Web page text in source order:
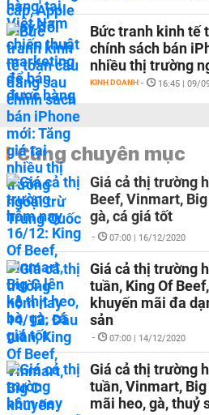
Bức tranh kinh tế
chính sách bán
nhiều thị trường
KINH DOANH - 16:45 | 09/
Cùng chuyên mục
Giá cả thị trường
Beef, Vinmart,
gà, cá giá tốt
- 07:00 | 16/12/2020
Giá cả thị trường
tuần, King Of
khuyến mãi đa
sản
- 07:00 | 14/12/2020
Giá cả thị trường
tuần, Vinmart,
mãi heo, gà, thuỷ